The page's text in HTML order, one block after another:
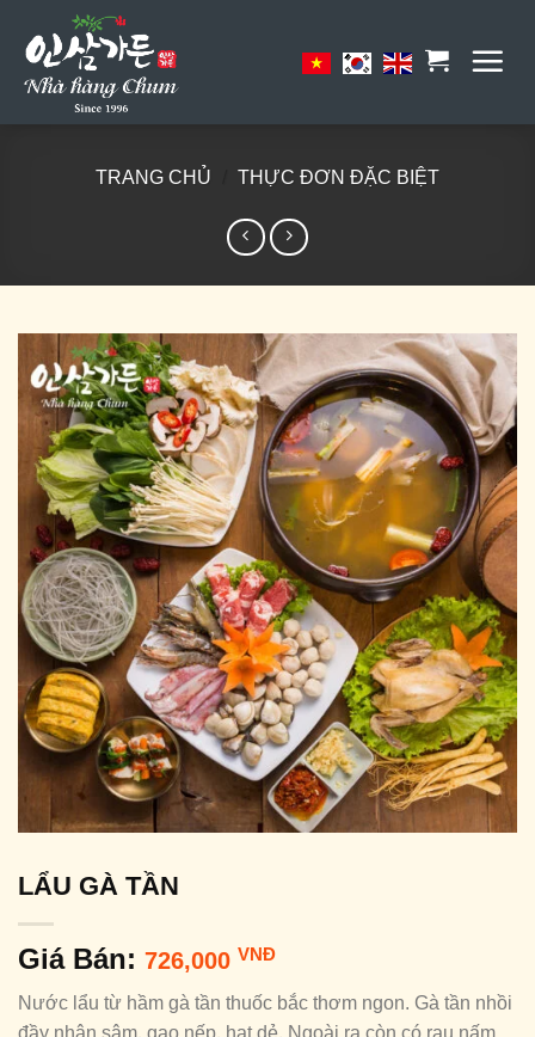
content
TRANG CHỦ THỰC ĐƠN ĐẶC BIỆT
LẨU GÀ TẦN
Giá Bán: 726,000 VNĐ
Nước lẩu từ hầm gà tần thuốc bắc thơm ngon. Gà tần nhồi
đầy nhân sâm, gạo nếp, hạt dẻ. Ngoài ra còn có rau nấm